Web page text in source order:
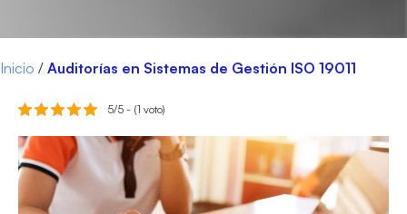
Inicio / Auditorías en Sistemas de Gestión ISO 19011
5/5 - (1 voto)